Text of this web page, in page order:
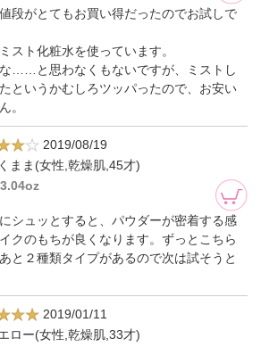
段がとてもお買い得だったのでお試しで
スト化粧水を使っています。
……と思わなくもないですが、ミストし
というかむしろツッパったので、お安い
。
2019/08/19
まま(女性,乾燥肌,45才)
シュッとすると、パウダーが密着する感
クのもちが良くなります。ずっとこちら
と２種類タイプがあるので次は試そうと
2019/01/11
ロー(女性,乾燥肌,33才)